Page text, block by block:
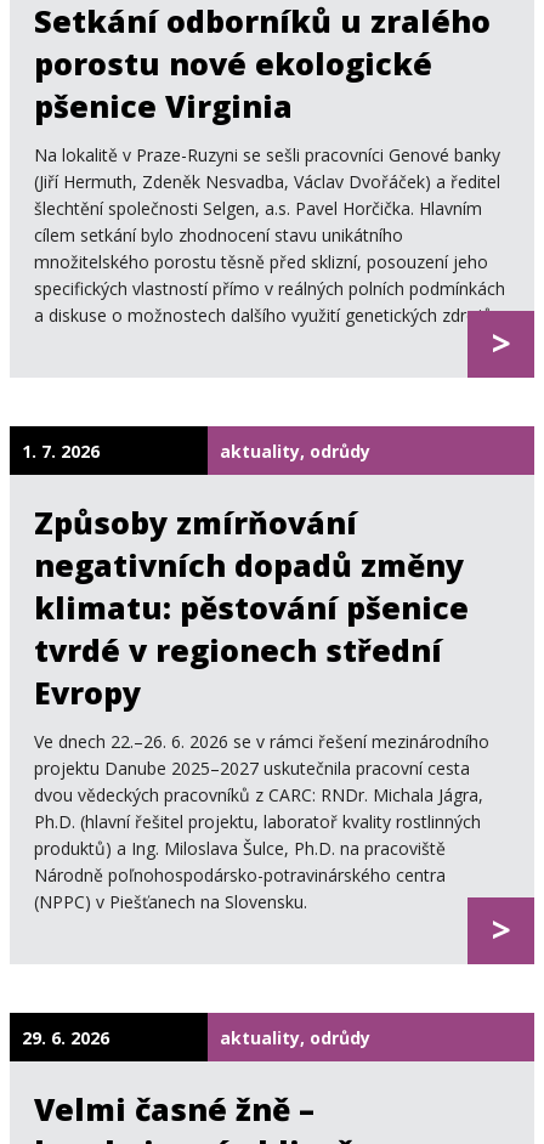
Setkání odborníků u zralého
porostu nové ekologické
pšenice Virginia
Na lokalitě v Praze-Ruzyni se sešli pracovníci Genové banky
(Jiří Hermuth, Zdeněk Nesvadba, Václav Dvořáček) a ředitel
šlechtění společnosti Selgen, a.s. Pavel Horčička. Hlavním
cílem setkání bylo zhodnocení stavu unikátního
množitelského porostu těsně před sklizní, posouzení jeho
specifických vlastností přímo v reálných polních podmínkách
a diskuse o možnostech dalšího využití genetických zdrojů.
>
1. 7. 2026 aktuality, odrůdy
Způsoby zmírňování
negativních dopadů změny
klimatu: pěstování pšenice
tvrdé v regionech střední
Evropy
Ve dnech 22.–26. 6. 2026 se v rámci řešení mezinárodního
projektu Danube 2025–2027 uskutečnila pracovní cesta
dvou vědeckých pracovníků z CARC: RNDr. Michala Jágra,
Ph.D. (hlavní řešitel projektu, laboratoř kvality rostlinných
produktů) a Ing. Miloslava Šulce, Ph.D. na pracoviště
Národně poľnohospodársko-potravinárského centra
(NPPC) v Piešťanech na Slovensku.
>
29. 6. 2026 aktuality, odrůdy
Velmi časné žně –